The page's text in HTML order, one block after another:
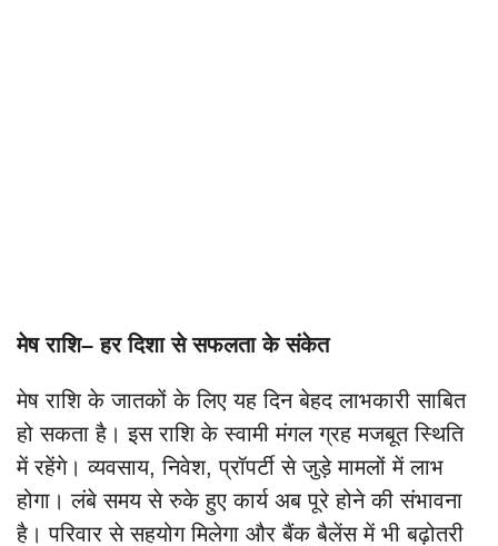
मेष राशि– हर दिशा से सफलता के संकेत
मेष राशि के जातकों के लिए यह दिन बेहद लाभकारी साबित
हो सकता है। इस राशि के स्वामी मंगल ग्रह मजबूत स्थिति
में रहेंगे। व्यवसाय, निवेश, प्रॉपर्टी से जुड़े मामलों में लाभ
होगा। लंबे समय से रुके हुए कार्य अब पूरे होने की संभावना
है। परिवार से सहयोग मिलेगा और बैंक बैलेंस में भी बढ़ोतरी